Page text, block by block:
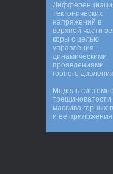
тектонических
напряжений в
верхней части
коры с целью
управления
динамическими
проявлениями
горного давления
Модель
трещиноватости
массива горных
и ее приложения